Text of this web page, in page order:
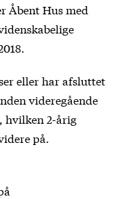
Åbent Hus med
eller har afsluttet
videregående
hvilken 2-årig
på.